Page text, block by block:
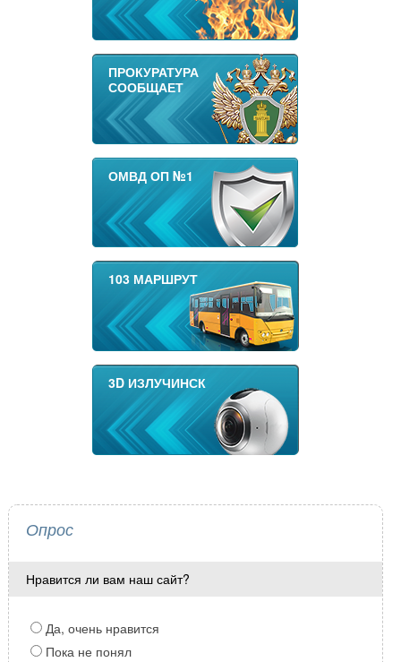
ПРОКУРАТУРА
СООБЩАЕТ
ОМВД ОП №1
103 МАРШРУТ
3D ИЗЛУЧИНСК
Опрос
Нравится ли вам наш сайт?
Да, очень нравится
Пока не понял